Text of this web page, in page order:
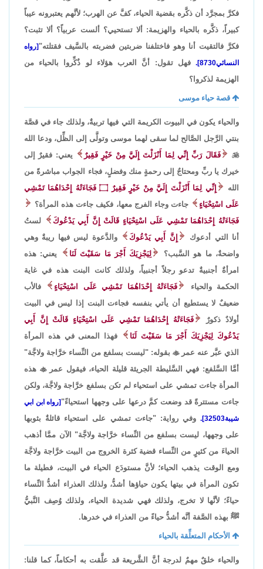
فكرَّ بمجرَّد أن ذكَّره بقضية الحياء، كفَّ عن الهرب؛ لأنَّهم يعتبرونه عيباً
كبيراً، ذكَّره بالحياء والهزيمة: ألا تستحيي؟ ألست عربياً؟ ألا تثبت؟
فكرَّ فالتقيت أنا وهو فاختلفنا ضربتين فضربته بالسَّيف فقتلته"[رواه
النسائي8730].
فهل تقول: أنَّ العرب هؤلاء لو ذُكِّروا بالحياء من
الهزيمة لذكروا؟
قصة حياء موسى
والحياء يكون في البيوت الكريمة التي فيها تربيةٌ، ولذلك جاء في قصَّة
بنتي الرَّجل الصَّالح لما سقى لهما موسى وتولَّى إلى الظِّل، ودعا الله

فَقَالَ رَبِّ إِنِّي لِمَا أَنْزَلْتَ إِلَيَّ مِنْ خَيْرٍ فَقِيرٌ
يعني: فقيرٌ إلى
خيرك يا ربِّ ومحتاجٌ إلى رحمةٍ منك وفضلٍ، فجاء الجواب مباشرةً من
الله
إِنِّي لِمَا أَنْزَلْتَ إِلَيَّ مِنْ خَيْرٍ فَقِيرٌ ۝
فَجَاءَتْهُ إِحْدَاهُمَا تَمْشِي
عَلَى اسْتِحْيَاءٍ
جاءت وجاء الفرج معها، فكيف جاءت هذه المرأة؟
فَجَاءَتْهُ إِحْدَاهُمَا تَمْشِي عَلَى اسْتِحْيَاءٍ قَالَتْ إِنَّ أَبِي يَدْعُوكَ
لستُ
أنا التي أدعوك
إِنَّ أَبِي يَدْعُوكَ
والدَّعوة ليس فيها ريبةٌ وهي
واضحةٌ، ما هو السَّبب؟
لِيَجْزِيَكَ أَجْرَ مَا سَقَيْتَ لَنَا
يعني: هذه
امرأةٌ أجنبيةٌ تدعو رجلاً أجنبياً، ولذلك كانت البنت هذه في غاية
الحكمة والحياء
فَجَاءَتْهُ إِحْدَاهُمَا تَمْشِي عَلَى اسْتِحْيَاءٍ
فالأب
ضعيفٌ لا يستطيع أن يأتي بنفسه فجاءت البنت إذا ليس في البيت
أولادٌ ذكورٌ
فَجَاءَتْهُ إِحْدَاهُمَا تَمْشِي عَلَى اسْتِحْيَاءٍ قَالَتْ إِنَّ أَبِي
يَدْعُوكَ لِيَجْزِيَكَ أَجْرَ مَا سَقَيْتَ لَنَا
فهذا المعنى في هذه المرأة
الذي عبَّر عنه عمر بقوله: "ليست بسلفع من النِّساء خرَّاجة ولاجَّة"
أمَّا السَّلفع: فهي السَّليطة الجريئة قليلة الحياء، فيقول عمر هذه
المرأة جاءت تمشي على استحياء لم تكن بسلفع خرَّاجة ولاجَّة، ولكن
جاءت مستترةً قد وضعت كمَّ درعها على وجهها استحياءً"[رواه ابن ابي
شيبة32503].
وفي رواية: "جاءت تمشي على استحياء قائلةٌ بثوبها
على وجهها، ليست بسلفع من النِّساء خرَّاجة ولاجَّة" الآن ممَّا أذهب
الحياءَ من كثيرٍ من النِّساء قضية كثرة الخروج من البيت خرَّاجة ولاجَّة
ومع الوقت يذهب الحياء؛ لأنَّ مستودَع الحياء في البيت، فطيلة ما
تكون المرأة في بيتها يكون حياؤها أشدُّ، ولذلك العذراء أشدُّ النِّساء
حياءً؛ لأنَّها لا تخرج، ولذلك فهي شديدة الحياء، ولذلك وُصِف النَّبيُّ
ﷺ بهذه الصَّفة أنَّه أشدُّ حياءً من العذراء في خدرها.
الأحكام المتعلِّقة بالحياء
والحياء خلقٌ مهمٌ لدرجة أنَّ الشَّريعة قد علَّقت به أحكاماً، كما قلنا: